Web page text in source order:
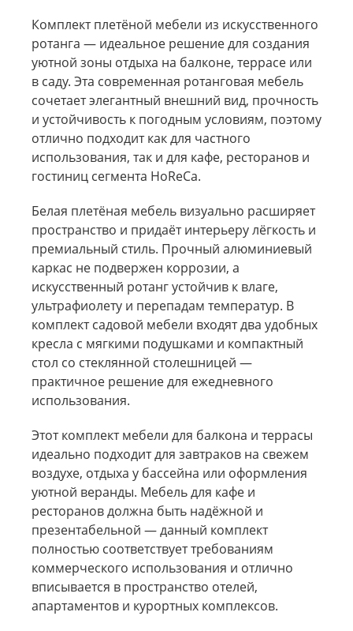
Комплект плетёной мебели из искусственного
ротанга — идеальное решение для создания
уютной зоны отдыха на балконе, террасе или
в саду. Эта современная ротанговая мебель
сочетает элегантный внешний вид, прочность
и устойчивость к погодным условиям, поэтому
отлично подходит как для частного
использования, так и для кафе, ресторанов и
гостиниц сегмента HoReCa.
Белая плетёная мебель визуально расширяет
пространство и придаёт интерьеру лёгкость и
премиальный стиль. Прочный алюминиевый
каркас не подвержен коррозии, а
искусственный ротанг устойчив к влаге,
ультрафиолету и перепадам температур. В
комплект садовой мебели входят два удобных
кресла с мягкими подушками и компактный
стол со стеклянной столешницей —
практичное решение для ежедневного
использования.
Этот комплект мебели для балкона и террасы
идеально подходит для завтраков на свежем
воздухе, отдыха у бассейна или оформления
уютной веранды. Мебель для кафе и
ресторанов должна быть надёжной и
презентабельной — данный комплект
полностью соответствует требованиям
коммерческого использования и отлично
вписывается в пространство отелей,
апартаментов и курортных комплексов.